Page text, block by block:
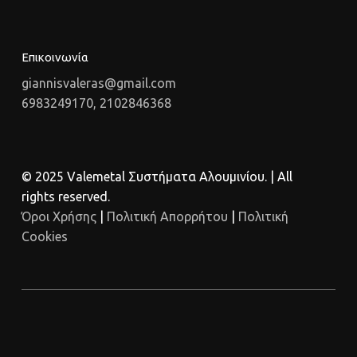
Επικοινωνία
giannisvaleras@gmail.com
6983249170, 2102846368
© 2025 Valemetal Συστήματα Αλουμινίου. | All
rights reserved.
Όροι Χρήσης| Πολιτική Απορρήτου
Πολιτική
Cookies